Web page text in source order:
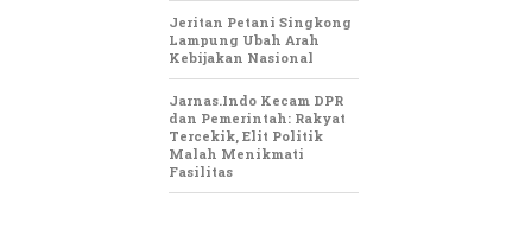
Jeritan Petani Singkong
Lampung Ubah Arah
Kebijakan Nasional
Jarnas.Indo Kecam DPR
dan Pemerintah: Rakyat
Tercekik, Elit Politik
Malah Menikmati
Fasilitas